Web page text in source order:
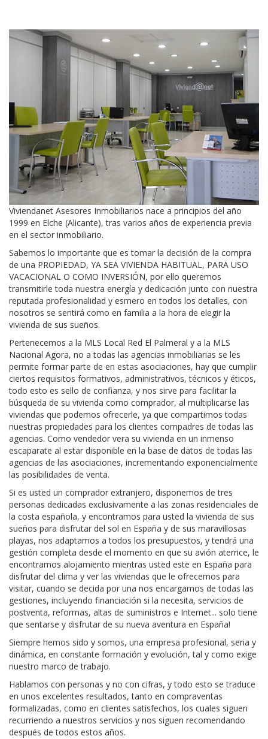
Viviendanet Asesores Inmobiliarios nace a principios del año
1999 en Elche (Alicante), tras varios años de experiencia previa
en el sector inmobiliario.
Sabemos lo importante que es tomar la decisión de la compra
de una PROPIEDAD, YA SEA VIVIENDA HABITUAL, PARA USO
VACACIONAL O COMO INVERSIÓN, por ello queremos
transmitirle toda nuestra energía y dedicación junto con nuestra
reputada profesionalidad y esmero en todos los detalles, con
nosotros se sentirá como en familia a la hora de elegir la
vivienda de sus sueños.
Pertenecemos a la MLS Local Red El Palmeral y a la MLS
Nacional Agora, no a todas las agencias inmobiliarias se les
permite formar parte de en estas asociaciones, hay que cumplir
ciertos requisitos formativos, administrativos, técnicos y éticos,
todo esto es sello de confianza, y nos sirve para facilitar la
búsqueda de su vivienda como comprador, al multiplicarse las
viviendas que podemos ofrecerle, ya que compartimos todas
nuestras propiedades para los clientes compadres de todas las
agencias. Como vendedor vera su vivienda en un inmenso
escaparate al estar disponible en la base de datos de todas las
agencias de las asociaciones, incrementando exponencialmente
las posibilidades de venta.
Si es usted un comprador extranjero, disponemos de tres
personas dedicadas exclusivamente a las zonas residenciales de
la costa española, y encontramos para usted la vivienda de sus
sueños para disfrutar del sol en España y de sus maravillosas
playas, nos adaptamos a todos los presupuestos, y tendrá una
gestión completa desde el momento en que su avión aterrice, le
encontramos alojamiento mientras usted este en España para
disfrutar del clima y ver las viviendas que le ofrecemos para
visitar, cuando se decida por una nos encargamos de todas las
gestiones, incluyendo financiación si la necesita, servicios de
postventa, reformas, altas de suministros e Internet... solo tiene
que sentarse y disfrutar de su nueva aventura en España!
Siempre hemos sido y somos, una empresa profesional, seria y
dinámica, en constante formación y evolución, tal y como exige
nuestro marco de trabajo.
Hablamos con personas y no con cifras, y todo esto se traduce
en unos excelentes resultados, tanto en compraventas
formalizadas, como en clientes satisfechos, los cuales siguen
recurriendo a nuestros servicios y nos siguen recomendando
después de todos estos años.